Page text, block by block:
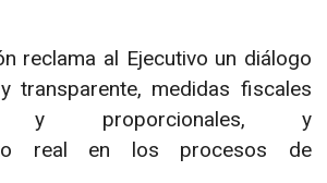
reclama al Ejecutivo un diálogo
transparente, medidas fiscales
y proporcionales, y
real en los procesos de